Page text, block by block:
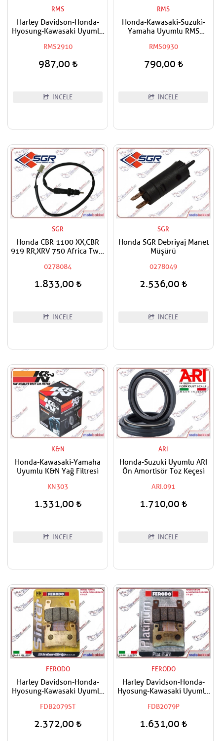
RMS
Harley Davidson-Honda-
Hyosung-Kawasaki Uyumlu
Fren Balatası
RMS2910
987,00
İNCELE
RMS
Honda-Kawasaki-Suzuki-
Yamaha Uyumlu RMS
RMS0930
790,00
İNCELE
SGR
Honda CBR 1100 XX,CBR
919 RR,XRV 750 Africa Twin
0278084
1.833,00
İNCELE
SGR
Honda SGR Debriyaj Manet
Müşürü
0278049
2.536,00
İNCELE
K&N
Honda-Kawasaki-Yamaha
Uyumlu K&N Yağ Filtresi
KN303
1.331,00
İNCELE
ARI
Honda-Suzuki Uyumlu ARI
Ön Amortisör Toz Keçesi
ARI.091
1.710,00
İNCELE
FERODO
Harley Davidson-Honda-
Hyosung-Kawasaki Uyumlu
Sinter Fren Balatası
FDB2079ST
2.372,00
FERODO
Harley Davidson-Honda-
Hyosung-Kawasaki Uyumlu
Organik Fren Balatası
FDB2079P
1.631,00